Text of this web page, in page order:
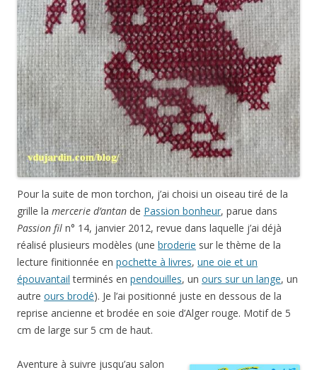
Pour la suite de mon torchon, j’ai choisi un oiseau tiré de la
grille la mercerie d’antan de Passion bonheur, parue dans
Passion fil n° 14, janvier 2012, revue dans laquelle j’ai déjà
réalisé plusieurs modèles (une broderie sur le thème de la
lecture finitionnée en pochette à livres, une oie et un
épouvantail terminés en pendouilles, un ours sur un lange, un
autre ours brodé). Je l’ai positionné juste en dessous de la
reprise ancienne et brodée en soie d’Alger rouge. Motif de 5
cm de large sur 5 cm de haut.
Aventure à suivre jusqu’au salon